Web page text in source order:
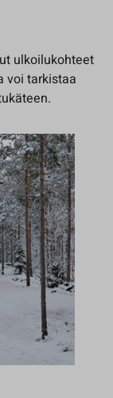
ulkoilukohteet
voi tarkistaa